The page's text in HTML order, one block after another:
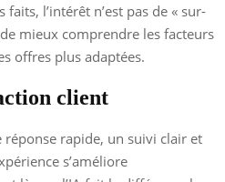
l’intérêt n’est pas de « sur-
mieux comprendre les facteurs
offres plus adaptées.
client
rapide, un suivi clair et
s’améliore